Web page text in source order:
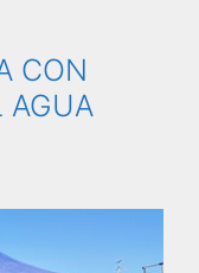
CON
AGUA